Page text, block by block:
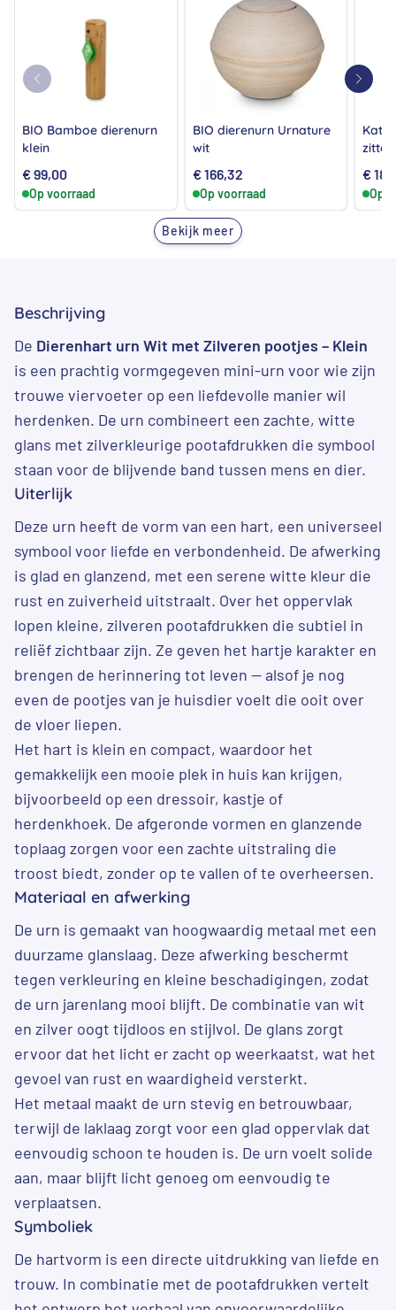
BIO Bamboe dierenurn
klein
€99,00
Op voorraad
BIO dierenurn Urnature
wit
€166,32
Op voorraad
€
Op
Bekijk meer
Beschrijving
De Dierenhart urn Wit met Zilveren pootjes – Klein
is een prachtig vormgegeven mini-urn voor wie zijn
trouwe viervoeter op een liefdevolle manier wil
herdenken. De urn combineert een zachte, witte
glans met zilverkleurige pootafdrukken die symbool
staan voor de blijvende band tussen mens en dier.
Uiterlijk
Deze urn heeft de vorm van een hart, een universeel
symbool voor liefde en verbondenheid. De afwerking
is glad en glanzend, met een serene witte kleur die
rust en zuiverheid uitstraalt. Over het oppervlak
lopen kleine, zilveren pootafdrukken die subtiel in
reliëf zichtbaar zijn. Ze geven het hartje karakter en
brengen de herinnering tot leven — alsof je nog
even de pootjes van je huisdier voelt die ooit over
de vloer liepen.
Het hart is klein en compact, waardoor het
gemakkelijk een mooie plek in huis kan krijgen,
bijvoorbeeld op een dressoir, kastje of
herdenkhoek. De afgeronde vormen en glanzende
toplaag zorgen voor een zachte uitstraling die
troost biedt, zonder op te vallen of te overheersen.
Materiaal en afwerking
De urn is gemaakt van hoogwaardig metaal met een
duurzame glanslaag. Deze afwerking beschermt
tegen verkleuring en kleine beschadigingen, zodat
de urn jarenlang mooi blijft. De combinatie van wit
en zilver oogt tijdloos en stijlvol. De glans zorgt
ervoor dat het licht er zacht op weerkaatst, wat het
gevoel van rust en waardigheid versterkt.
Het metaal maakt de urn stevig en betrouwbaar,
terwijl de laklaag zorgt voor een glad oppervlak dat
eenvoudig schoon te houden is. De urn voelt solide
aan, maar blijft licht genoeg om eenvoudig te
verplaatsen.
Symboliek
De hartvorm is een directe uitdrukking van liefde en
trouw. In combinatie met de pootafdrukken vertelt